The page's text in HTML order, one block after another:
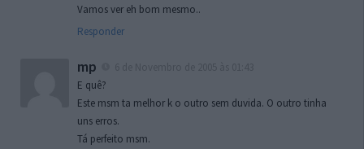
Vamos ver eh bom mesmo..
Responder
mp
E quê?
Este msm ta melhor k o outro sem duvida. O outro tinha
uns erros.
Tá perfeito msm.